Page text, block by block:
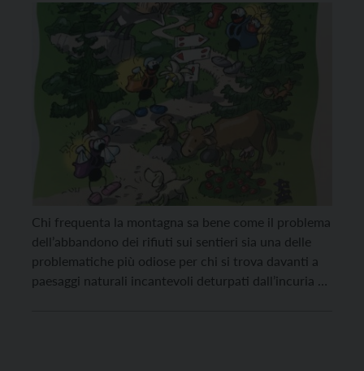
Chi frequenta la montagna sa bene come il problema
dell’abbandono dei rifiuti sui sentieri sia una delle
problematiche più odiose per chi si trova davanti a
paesaggi naturali incantevoli deturpati dall’incuria e